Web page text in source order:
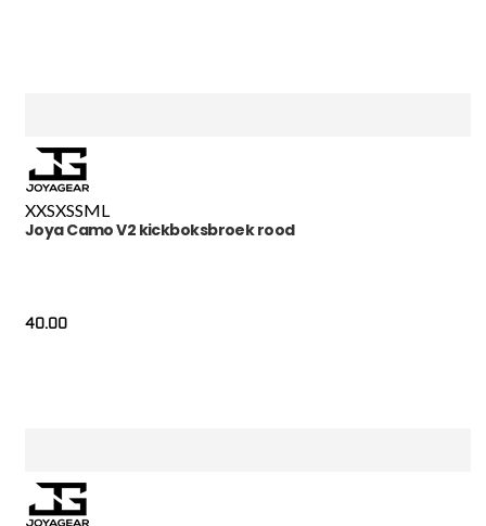
XXSXSSML
Joya Camo V2 kickboksbroek rood
40.00